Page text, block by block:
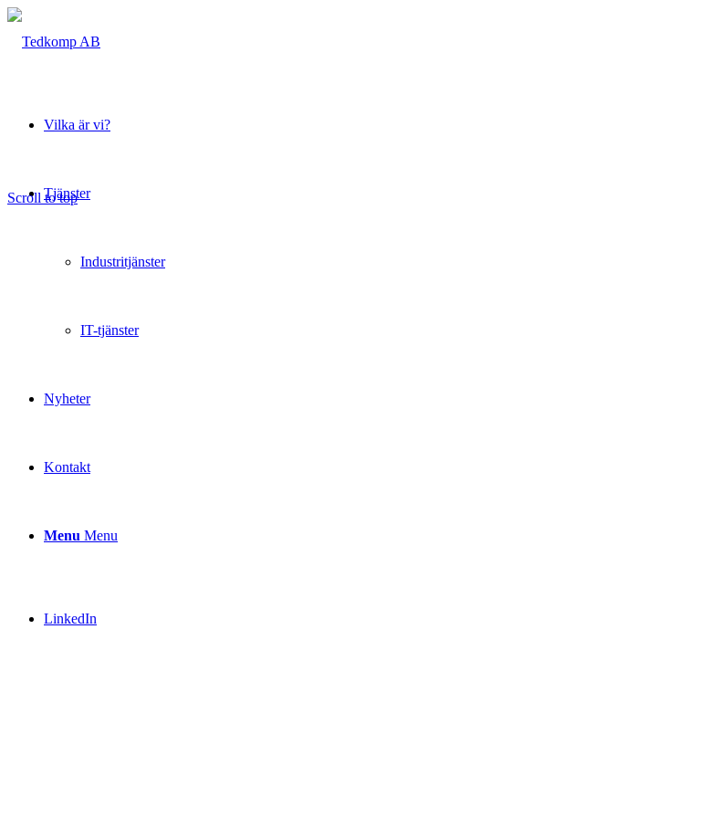
Vilka är vi?
Tjänster
Industritjänster
IT-tjänster
Nyheter
Kontakt
Menu Menu
LinkedIn
Scroll to top